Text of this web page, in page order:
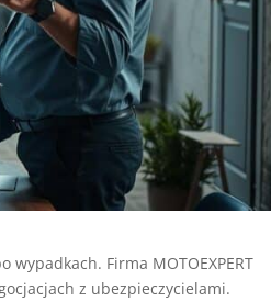
Firma MOTOEXPERT
z ubezpieczycielami.